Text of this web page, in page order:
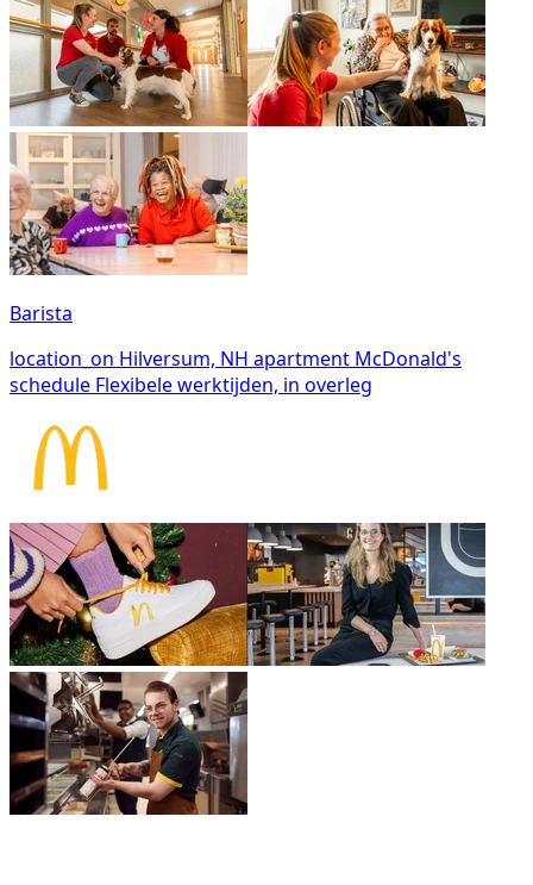
Barista
location_on Hilversum, NH apartment McDonald's
schedule Flexibele werktijden, in overleg